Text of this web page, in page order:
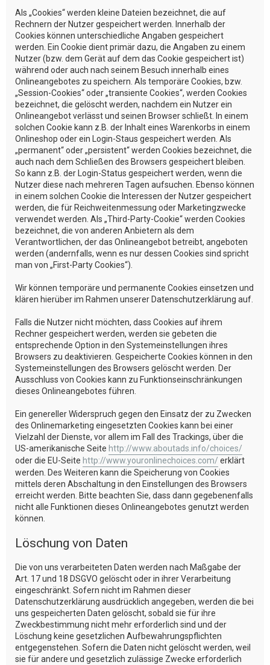
Als „Cookies“ werden kleine Dateien bezeichnet, die auf
Rechnern der Nutzer gespeichert werden. Innerhalb der
Cookies können unterschiedliche Angaben gespeichert
werden. Ein Cookie dient primär dazu, die Angaben zu einem
Nutzer (bzw. dem Gerät auf dem das Cookie gespeichert ist)
während oder auch nach seinem Besuch innerhalb eines
Onlineangebotes zu speichern. Als temporäre Cookies, bzw.
„Session-Cookies“ oder „transiente Cookies“, werden Cookies
bezeichnet, die gelöscht werden, nachdem ein Nutzer ein
Onlineangebot verlässt und seinen Browser schließt. In einem
solchen Cookie kann z.B. der Inhalt eines Warenkorbs in einem
Onlineshop oder ein Login-Staus gespeichert werden. Als
„permanent“ oder „persistent“ werden Cookies bezeichnet, die
auch nach dem Schließen des Browsers gespeichert bleiben.
So kann z.B. der Login-Status gespeichert werden, wenn die
Nutzer diese nach mehreren Tagen aufsuchen. Ebenso können
in einem solchen Cookie die Interessen der Nutzer gespeichert
werden, die für Reichweitenmessung oder Marketingzwecke
verwendet werden. Als „Third-Party-Cookie“ werden Cookies
bezeichnet, die von anderen Anbietern als dem
Verantwortlichen, der das Onlineangebot betreibt, angeboten
werden (andernfalls, wenn es nur dessen Cookies sind spricht
man von „First-Party Cookies“).
Wir können temporäre und permanente Cookies einsetzen und
klären hierüber im Rahmen unserer Datenschutzerklärung auf.
Falls die Nutzer nicht möchten, dass Cookies auf ihrem
Rechner gespeichert werden, werden sie gebeten die
entsprechende Option in den Systemeinstellungen ihres
Browsers zu deaktivieren. Gespeicherte Cookies können in den
Systemeinstellungen des Browsers gelöscht werden. Der
Ausschluss von Cookies kann zu Funktionseinschränkungen
dieses Onlineangebotes führen.
Ein genereller Widerspruch gegen den Einsatz der zu Zwecken
des Onlinemarketing eingesetzten Cookies kann bei einer
Vielzahl der Dienste, vor allem im Fall des Trackings, über die
US-amerikanische Seite http://www.aboutads.info/choices/
oder die EU-Seite http://www.youronlinechoices.com/ erklärt
werden. Des Weiteren kann die Speicherung von Cookies
mittels deren Abschaltung in den Einstellungen des Browsers
erreicht werden. Bitte beachten Sie, dass dann gegebenenfalls
nicht alle Funktionen dieses Onlineangebotes genutzt werden
können.
Löschung von Daten
Die von uns verarbeiteten Daten werden nach Maßgabe der
Art. 17 und 18 DSGVO gelöscht oder in ihrer Verarbeitung
eingeschränkt. Sofern nicht im Rahmen dieser
Datenschutzerklärung ausdrücklich angegeben, werden die bei
uns gespeicherten Daten gelöscht, sobald sie für ihre
Zweckbestimmung nicht mehr erforderlich sind und der
Löschung keine gesetzlichen Aufbewahrungspflichten
entgegenstehen. Sofern die Daten nicht gelöscht werden, weil
sie für andere und gesetzlich zulässige Zwecke erforderlich